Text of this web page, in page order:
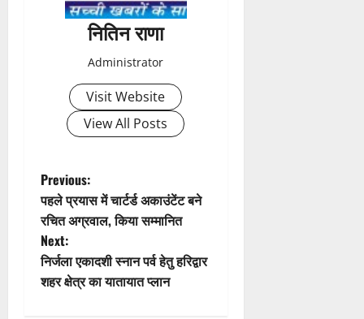
t
i
o
n
नितिन राणा
Administrator
Visit Website
View All Posts
P
o
s
t
Previous:
पहले प्रयास में चार्टर्ड अकाउंटेंट बने
रचित अग्रवाल, किया सम्मानित
Next:
निर्जला एकादशी स्नान पर्व हेतु हरिद्वार
शहर क्षेत्र का यातायात प्लान